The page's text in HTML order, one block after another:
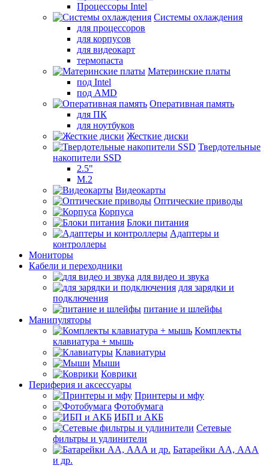
Процессоры Intel
Системы охлаждения
для процессоров
для корпусов
для видеокарт
термопаста
Материнские платы
под Intel
под AMD
Оперативная память
для ПК
для ноутбуков
Жесткие диски
Твердотельные
накопители SSD
2.5"
M.2
Видеокарты
Оптические приводы
Корпуса
Блоки питания
Адаптеры и
контроллеры
Мониторы
Кабели и переходники
для видео и звука
для зарядки и
подключения
питание и шлейфы
Манипуляторы
Комплекты
клавиатура + мышь
Клавиатуры
Мыши
Коврики
Периферия и аксессуары
Принтеры и мфу
Фотобумага
ИБП и АКБ
Сетевые
фильтры и удлинители
Батарейки АА, ААА
и др.